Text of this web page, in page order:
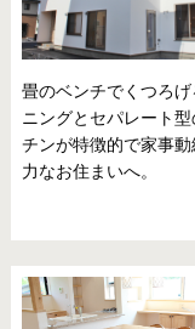
畳のベンチでくつろげ
ニングとセパレート型
チンが特徴的で家事
力なお住まいへ。